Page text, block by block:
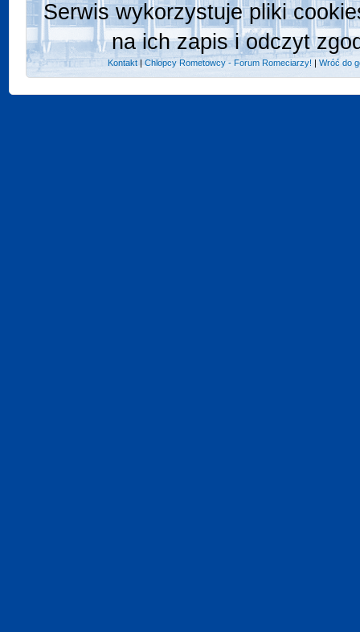
Serwis wykorzystuje pliki
na ich zapis i odczyt
Kontakt |Chlopcy Rometowcy - Forum Romeciarzy! |Wróć do